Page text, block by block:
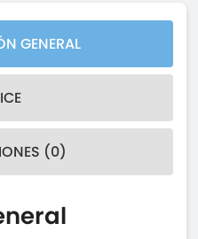
GENERAL
(0)